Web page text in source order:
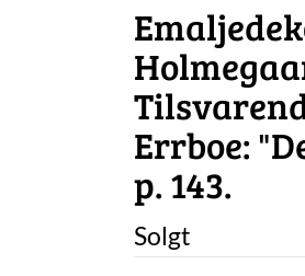
Errboe:
p. 143.
Solgt